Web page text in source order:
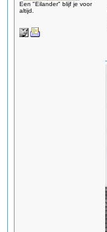
Een "Eilander" blijf je voor
altijd.